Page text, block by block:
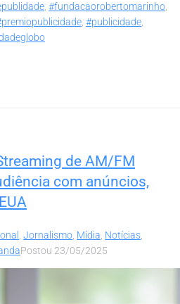
, #fundacaorobertomarinho,
, #publicidade,
de AM/FM
com anúncios,
, Jornalismo, Mídia, Notícias,
Postou 23/05/2025